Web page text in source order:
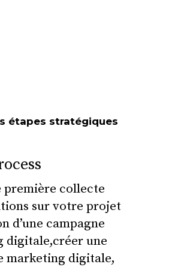
étapes stratégiques
première collecte
sur votre projet
d’une campagne
digitale,créer une
marketing digitale,